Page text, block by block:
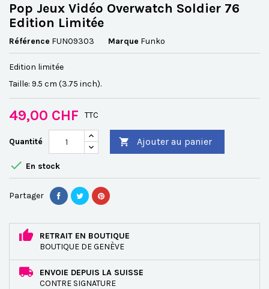
Pop Jeux Vidéo Overwatch Soldier 76
Edition Limitée
Référence FUN09303 Marque Funko
Edition limitée
Taille: 9.5 cm (3.75 inch).
49,00 CHF TTC
Quantité  Ajouter au panier
 En stock
Partager
RETRAIT EN BOUTIQUE
BOUTIQUE DE GENÈVE
ENVOIE DEPUIS LA SUISSE
CONTRE SIGNATURE